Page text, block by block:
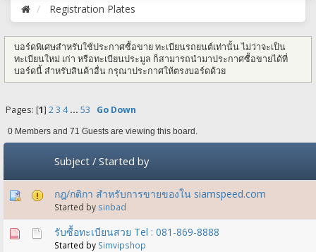
Registration Plates
บอร์ดพิเศษสำหรับใช้ประกาศซื้อขาย ทะเบียนรถยนต์เท่านั้น ไม่ว่าจะเป็น
ทะเบียนใหม่ เก่า หรือทะเบียนประมูล ก็สามารถนำมาประกาศซื้อขายได้ที่
บอร์ดนี้ สำหรับสินค้าอื่น กรุณาประกาศให้ตรงบอร์ดด้วย
Pages: [1] 2 3 4 ... 53 Go Down
0 Members and 71 Guests are viewing this board.
Subject / Started by
กฎ​/กติกา สำหรับการขายของใน siamspeed.com
Started by sinbad
รับซื้อทะเบียนสวย Tel : 081-869-8888
Started by Simvipshop